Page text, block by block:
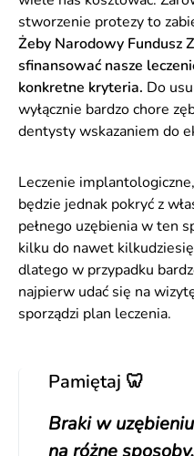
stworzenie protezy to
Żeby Narodowy Fundusz
sfinansować nasze
konkretne kryteria. Do
wyłącznie bardzo chore
dentysty wskazaniem do
Leczenie
będzie jednak pokryć z
pełnego uzębienia w ten
kilku do nawet
dlatego w przypadku
najpierw udać się na
sporządzi plan leczenia.
Pamiętaj 🦷
Braki w
na różne